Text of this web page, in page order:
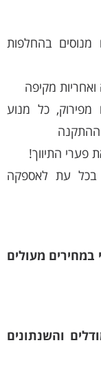
מנוסים בהחלפות
מקיפה
מפירוק, כל מנוע
פערי התיווך!
בכל עת לאספקה
מעולים
והשנתונים